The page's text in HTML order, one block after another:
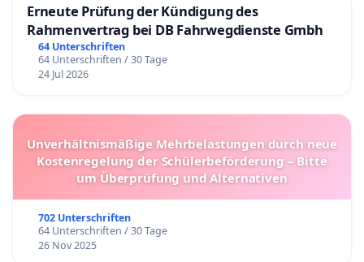
Erneute Prüfung der Kündigung des
Rahmenvertrag bei DB Fahrwegdienste Gmbh
64 Unterschriften
64 Unterschriften / 30 Tage
24 Jul 2026
Unverhältnismäßige Mehrbelastungen durch neue
Kostenregelung der Schülerbeförderung – Bitte
um Überprüfung und Alternativen
702 Unterschriften
64 Unterschriften / 30 Tage
26 Nov 2025